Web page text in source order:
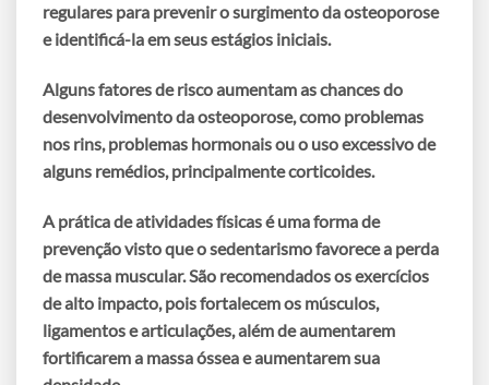
regulares para prevenir o surgimento da osteoporose
e identificá-la em seus estágios iniciais.
Algunsfatores de riscoaumentam as chances do
desenvolvimento da osteoporose, como problemas
nos rins,problemas hormonaisou o uso excessivo de
alguns remédios, principalmente corticoides.
A prática de atividades físicas é uma forma de
prevenção visto queo sedentarismo favorece a perda
de massa muscular. São recomendados os exercícios
de alto impacto, pois fortalecem os músculos,
ligamentos e articulações, além de aumentarem
fortificarem a massa óssea e aumentarem sua